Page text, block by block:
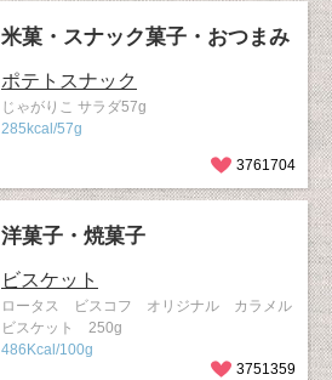
米菓・スナック菓子・おつまみ
ポテトスナック
じゃがりこ サラダ57g
285kcal/57g
3761704
洋菓子・焼菓子
ビスケット
ロータス ビスコフ オリジナル カラメル
ビスケット 250g
486Kcal/100g
3751359